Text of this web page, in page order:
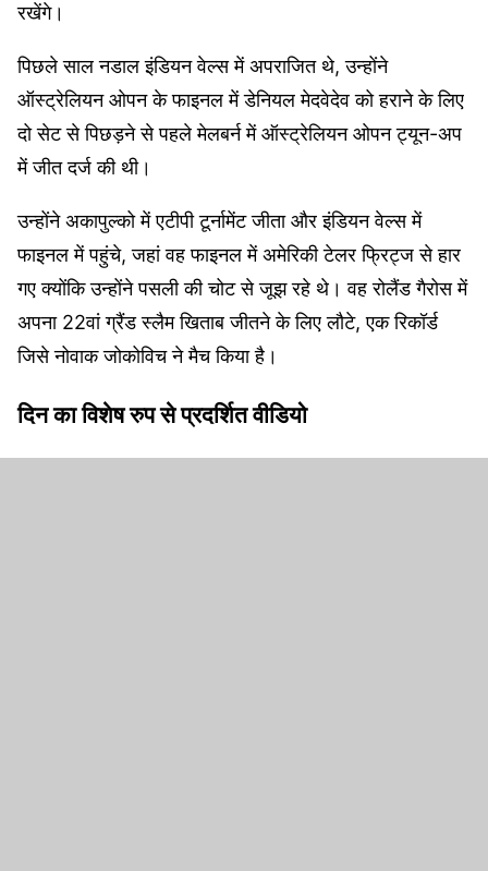
रखेंगे।
पिछले साल नडाल इंडियन वेल्स में अपराजित थे, उन्होंने
ऑस्ट्रेलियन ओपन के फाइनल में डेनियल मेदवेदेव को हराने के लिए
दो सेट से पिछड़ने से पहले मेलबर्न में ऑस्ट्रेलियन ओपन ट्यून-अप
में जीत दर्ज की थी।
उन्होंने अकापुल्को में एटीपी टूर्नामेंट जीता और इंडियन वेल्स में
फाइनल में पहुंचे, जहां वह फाइनल में अमेरिकी टेलर फ्रिट्ज से हार
गए क्योंकि उन्होंने पसली की चोट से जूझ रहे थे। वह रोलैंड गैरोस में
अपना 22वां ग्रैंड स्लैम खिताब जीतने के लिए लौटे, एक रिकॉर्ड
जिसे नोवाक जोकोविच ने मैच किया है।
दिन का विशेष रुप से प्रदर्शित वीडियो